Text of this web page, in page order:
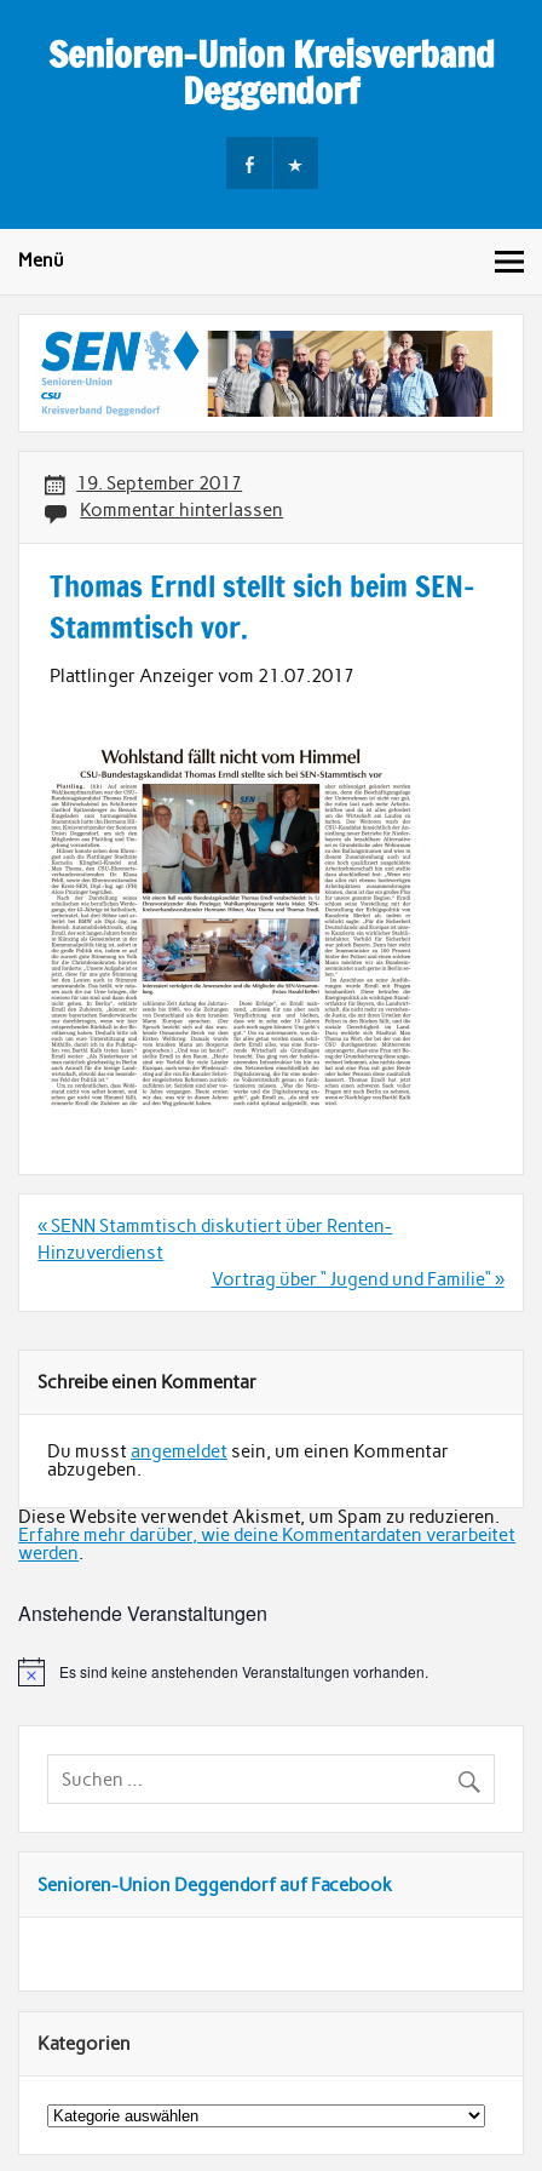
contentSenioren-Union Kreisverband
Deggendorf
Menü
19. September 2017
Kommentar hinterlassen
Thomas Erndl stellt sich beim SEN-
Stammtisch vor.
Plattlinger Anzeiger vom 21.07.2017
Beitrags-
Navigation
« SENN Stammtisch diskutiert über Renten-
Hinzuverdienst
Vortrag über “ Jugend und Familie“ »
Schreibe einen Kommentar
Du musstangemeldetsein, um einen Kommentar
abzugeben.
Diese Website verwendet Akismet, um Spam zu reduzieren.
Erfahre mehr darüber, wie deine Kommentardaten verarbeitet
werden.
Anstehende Veranstaltungen
Es sind keine anstehenden Veranstaltungen vorhanden.
Senioren-Union Deggendorf auf Facebook
Kategorien
Kategorien